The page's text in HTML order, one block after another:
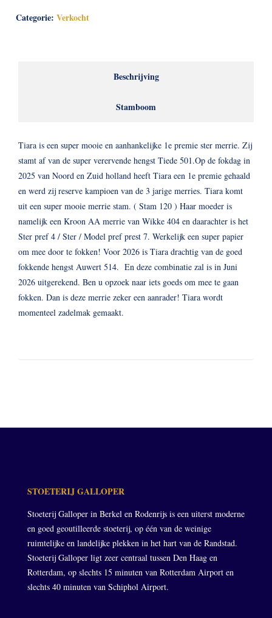
Categorie:Verkocht
Beschrijving
Stamboom
Tiara is een super mooie en aanhankelijke 1e premie ster merrie. Zij
stamt af van de super verervende hengst Tiede 501.Op de fokdag in
2025 van Noord en Zuid holland heeft Tiara een 1e premie gehaald
en werd zij reserve kampioen van de 3 jarige merries. Tiara komt
uit een super mooie merrie stam. ( Stam 120 ) Haar moeder is
namelijk een Kroon AA merrie van Wikke 404 en daarachter is het
Ster pref 4 / Ster / Model pref prest 7. Werkelijk een super papier
om mee door te fokken! Voor 2026 is Tiara drachtig van de goed
fokkende hengst Auwert 514. En deze combinatie zal is in Juni
2026 uitgerekend. Ben u opzoek naar iets goeds om mee te gaan
fokken. Dan is deze merrie zeker een aanrader! Tiara wordt
momenteel zadelmak gemaakt.
STOETERIJ GALLOPER
Stoeterij Galloper in Berkel en Rodenrijs is een uiterst moderne
en goed geoutilleerde stoeterij, op één van de weinige
ruimtelijke en landelijke plekken in het hart van de Randstad.
Stoeterij Galloper ligt zeer centraal tussen Den Haag en
Rotterdam, op slechts 15 minuten van Rotterdam Airport en
slechts 40 minuten van Schiphol Airport.